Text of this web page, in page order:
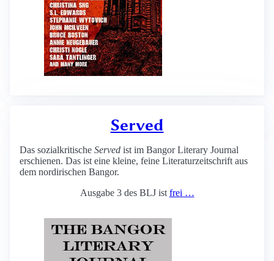
Served
Das sozialkritische Served ist im Bangor Literary Journal
erschienen. Das ist eine kleine, feine Literaturzeitschrift aus
dem nordirischen Bangor.
Ausgabe 3 des BLJ ist frei …